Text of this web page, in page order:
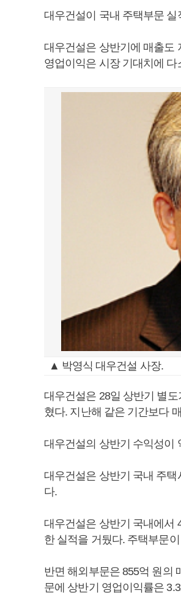
대우건설이 국내 주택부문
대우건설은 상반기에 매출도
영업이익은 시장 기대치에 다
▲ 박영식 대우건설 사장.
대우건설은 28일 상반기 별
혔다. 지난해 같은 기간보다
대우건설의 상반기 수익성이
대우건설은 상반기 국내 주
다.
대우건설은 상반기 국내에서
한 실적을 거뒀다. 주택부문
반면 해외부문은 855억 원의
문에 상반기 영업이익률은